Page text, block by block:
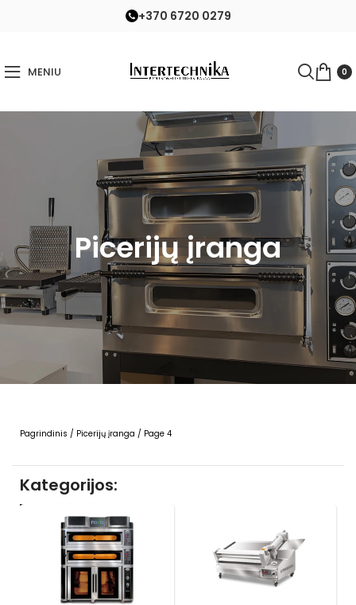
+370 6720 0279
MENIU 0
Picerijų įranga
Pagrindinis / Picerijų įranga / Page 4
Kategorijos: